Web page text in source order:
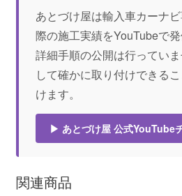
あとづけ屋は輸入車カーナ
際の施工実績をYouTubeで発
詳細手順の公開は行ってい
して確かに取り付けできる
けます。
▶ あとづけ屋 公式YouTube
関連商品